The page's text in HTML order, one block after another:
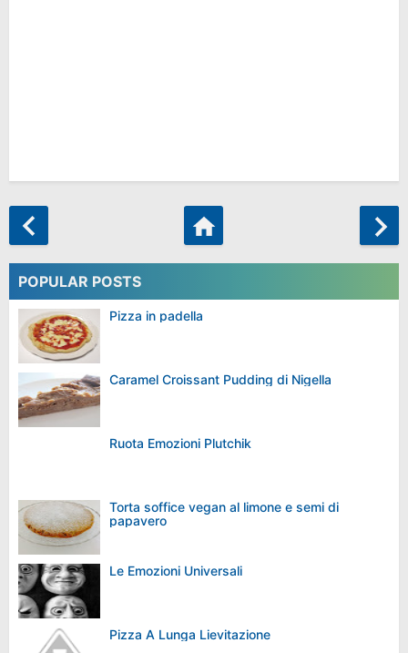
POPULAR POSTS
Pizza in padella
Caramel Croissant Pudding di Nigella
Ruota Emozioni Plutchik
Torta soffice vegan al limone e semi di
papavero
Le Emozioni Universali
Pizza A Lunga Lievitazione